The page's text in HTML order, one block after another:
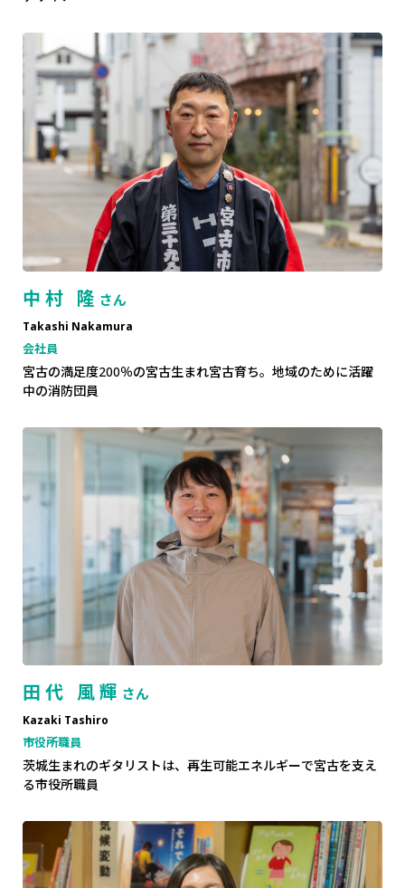
中村 隆 さん
Takashi Nakamura
会社員
宮古の満足度200％の宮古生まれ宮古育ち。地域のために活躍
中の消防団員
田代 風輝 さん
Kazaki Tashiro
市役所職員
茨城生まれのギタリストは、再生可能エネルギーで宮古を支え
る市役所職員